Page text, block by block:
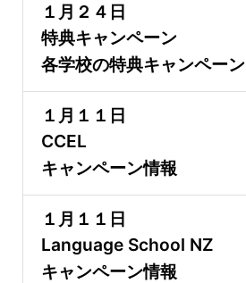
１月２４日
特典キャンペーン
各学校の特典キャンペー
１月１１日
CCEL
キャンペーン情報
１月１１日
Language School NZ
キャンペーン情報